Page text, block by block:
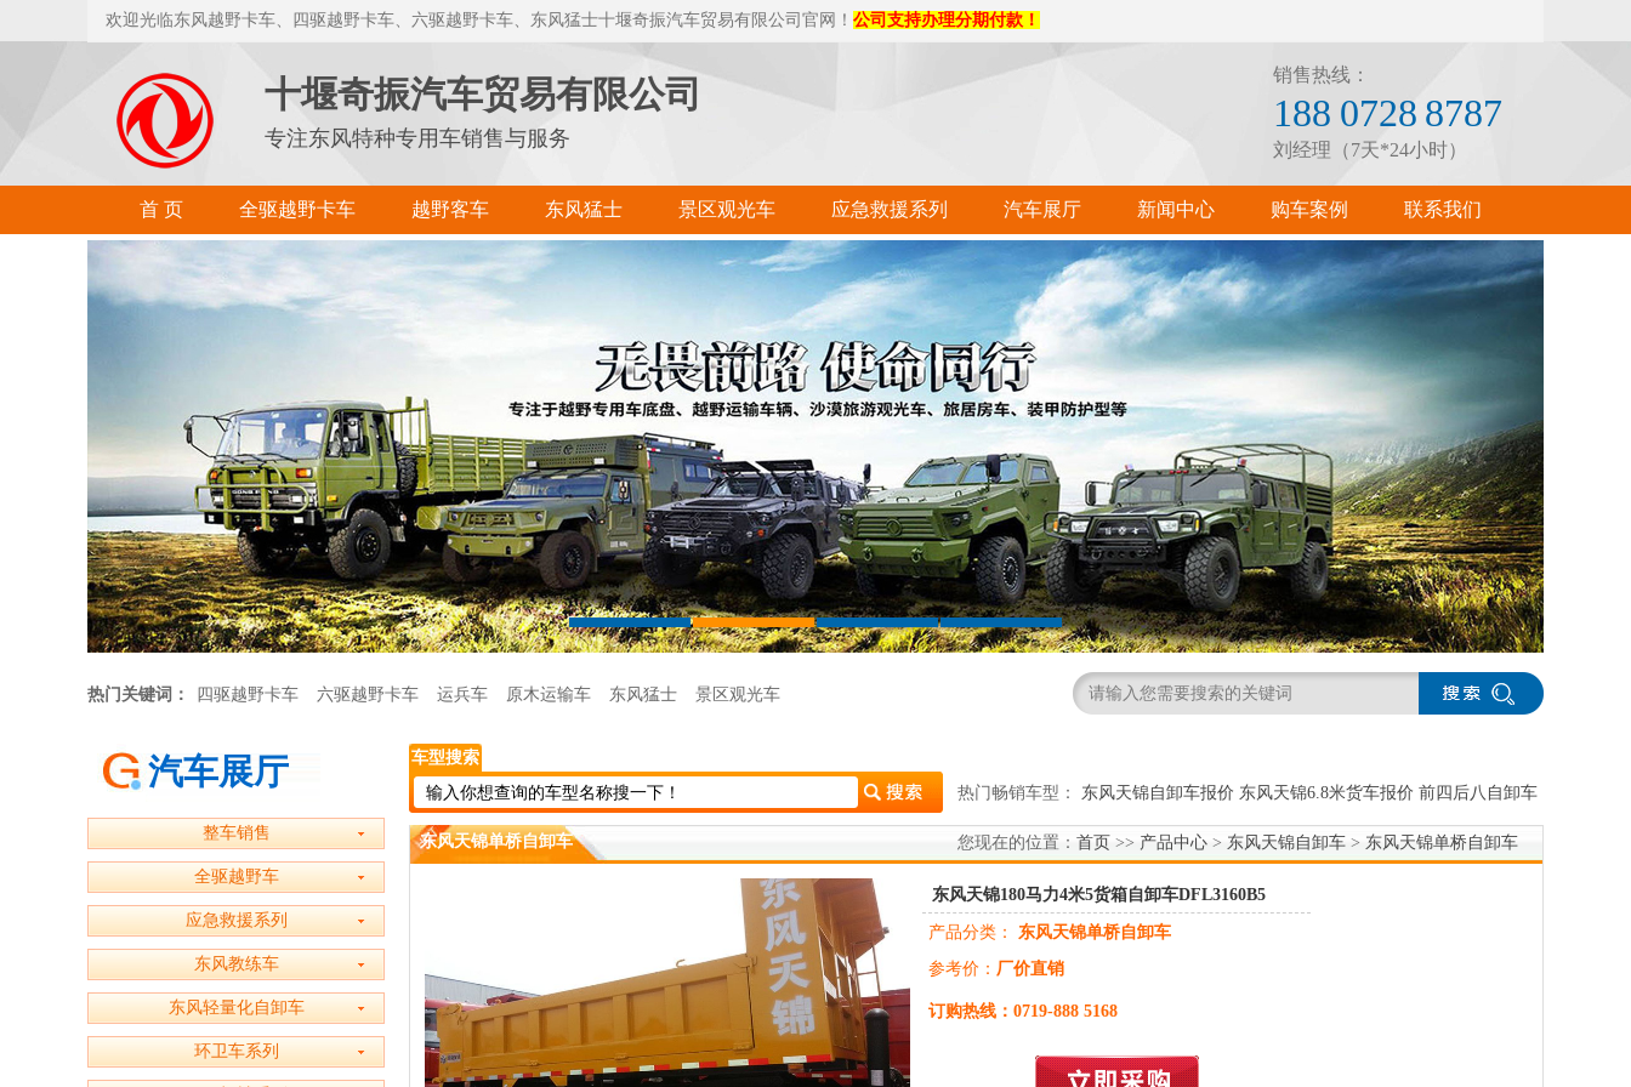
欢迎光临东风越野卡车、四驱越野卡车、六驱越野卡车、东风猛士十堰奇振汽车贸易有限公司官网！ 公司支持办理分期付款！
十堰奇振汽车贸易有限公司
专注东风特种专用车销售与服务
销售热线：
188 0728 8787
刘经理（7天*24小时）
首 页 全驱越野卡车 越野客车 东风猛士 景区观光车 应急救援系列 汽车展厅 新闻中心 购车案例 联系我们
热门关键词： 四驱越野卡车 六驱越野卡车 运兵车 原木运输车 东风猛士 景区观光车
汽车展厅
整车销售
全驱越野车
应急救援系列
东风教练车
东风轻量化自卸车
环卫车系列
车型搜索
热门畅销车型：
东风天锦自卸车报价 东风天锦6.8米货车报价 前四后八自卸车
东风天锦单桥自卸车 您现在的位置： 首页 >> 产品中心 > 东风天锦自卸车 > 东风天锦单桥自卸车
东风天锦180马力4米5货箱自卸车DFL3160B5
产品分类： 东风天锦单桥自卸车
参考价： 厂价直销
订购热线： 0719-888 5168